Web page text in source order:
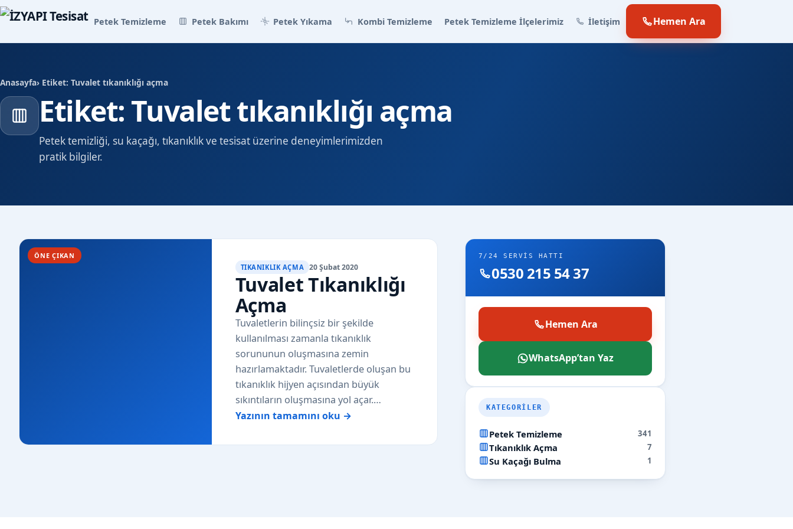
Petek Temizleme Petek Bakımı Petek Yıkama Kombi Temizleme Petek Temizleme İlçelerimiz İletişim Hemen Ara
Anasayfa› Etiket: Tuvalet tıkanıklığı açma
Etiket: Tuvalet tıkanıklığı açma
Petek temizliği, su kaçağı, tıkanıklık ve tesisat üzerine deneyimlerimizden
pratik bilgiler.
ÖNE ÇIKAN
TIKANIKLIK AÇMA
20 Şubat 2020
Tuvalet Tıkanıklığı
Açma
Tuvaletlerin bilinçsiz bir şekilde
kullanılması zamanla tıkanıklık
sorununun oluşmasına zemin
hazırlamaktadır. Tuvaletlerde oluşan bu
tıkanıklık hijyen açısından büyük
sıkıntıların oluşmasına yol açar.…
Yazının tamamını oku →
7/24 SERVIS HATTI
0530 215 54 37
Hemen Ara
WhatsApp’tan Yaz
KATEGORILER
Petek Temizleme 341
Tıkanıklık Açma 7
Su Kaçağı Bulma 1